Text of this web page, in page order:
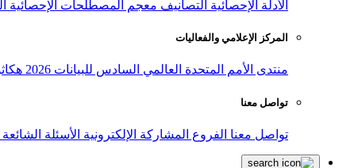
الأدلة الإحصائية التصانيف معجم المصطلحات الإحصائية
المركز الإعلامي والفعاليات
منتدى الأمم المتحدة العالمي السادس للبيانات 2026
تواصل معنا
تواصل معنا الفروع المشاركة الإلكترونية الأسئلة الشائعة